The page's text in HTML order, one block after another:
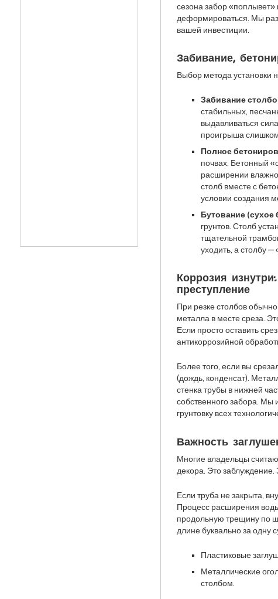
сезона забор «поплывет»
деформироваться. Мы
вашей инвестиции.
Забивание,
Выбор метода установки
Забивание
стабильных,
выдавливаться
проигрыша
Полное
почвах. Бетонный
расширении
столб вместе с
условии создания
Бутование
грунтов. Столб
тщательной
уходить, а столбу
Коррозия
преступление
При резке столбов
металла в месте среза.
Если просто оставить
антикоррозийной
Более того, если вы
(дождь, конденсат).
стенка трубы в нижней
собственного забора. Мы
грунтовку всех
Важность
Многие владельцы
декора. Это
Если труба не закрыта,
Процесс расширения
продольную трещину по
длине буквально за одну
Пластиковые
Металлические
столбом.